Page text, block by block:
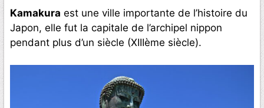
Kamakura est une ville importante de l’histoire du
Japon, elle fut la capitale de l’archipel nippon
pendant plus d’un siècle (XIIIème siècle).